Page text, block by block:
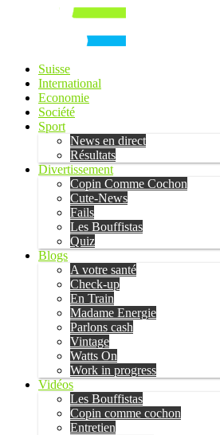
Suisse
International
Economie
Société
Sport
News en direct
Résultats
Divertissement
Copin Comme Cochon
Cute-News
Fails
Les Bouffistas
Quiz
Blogs
A votre santé
Check-up
En Train
Madame Energie
Parlons cash
Vintage
Watts On
Work in progress
Vidéos
Les Bouffistas
Copin comme cochon
Entretien